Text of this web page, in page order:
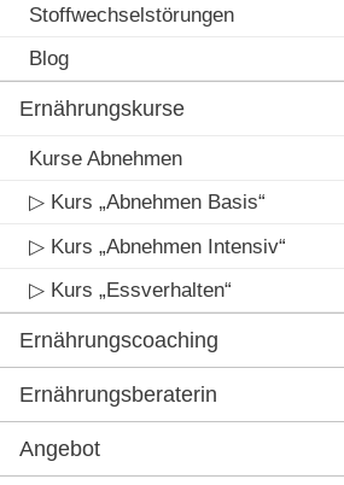
Stoffwechselstörungen
Blog
Ernährungskurse
Kurse Abnehmen
▷ Kurs „Abnehmen Basis“
▷ Kurs „Abnehmen Intensiv“
▷ Kurs „Essverhalten“
Ernährungscoaching
Ernährungsberaterin
Angebot